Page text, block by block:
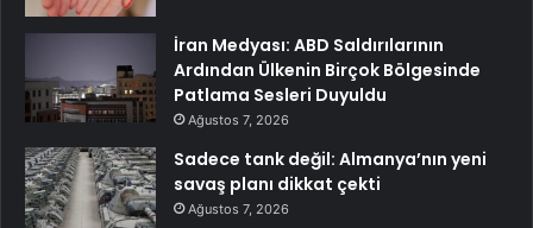
İran Medyası: ABD Saldırılarının
Ardından Ülkenin Birçok Bölgesinde
Patlama Sesleri Duyuldu
Ağustos 7, 2026
Sadece tank değil: Almanya’nın yeni
savaş planı dikkat çekti
Ağustos 7, 2026